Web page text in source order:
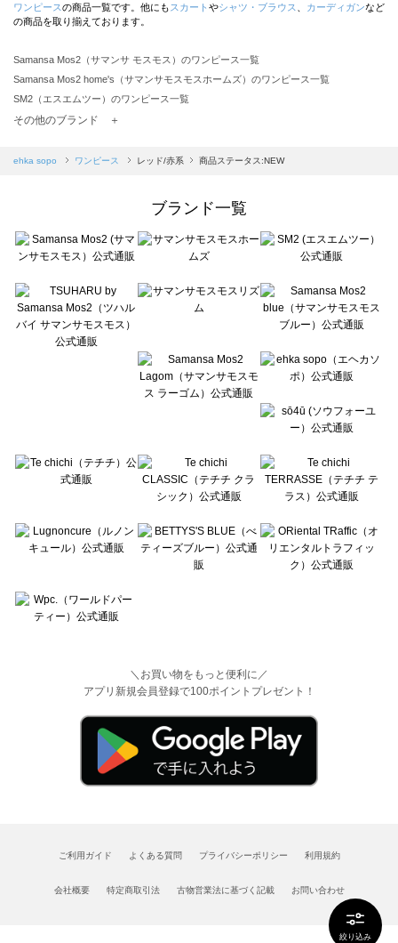
絞り込み
ワンピースの商品一覧です。他にも スカート やシャツ・ブラウス カーディガンなど
の商品を取り揃えております。
Samansa Mos2（サマンサ モスモス）のワンピース一覧
Samansa Mos2 home's（サマンサモスモスホームズ）のワンピース一覧
SM2（エスエムツー）のワンピース一覧
TSUHARU by Samansa Mos2（ツハルバイサマンサモスモス）のワンピース一覧
Samansa Mos2 blue（サマンサモスモス ブルー）のワンピース一覧
sō4ū（ソウフォーユー）のワンピース一覧
Te chichi（テチチ）のワンピース一覧
Te chichi CLASSIC（テチチ クラシック）のワンピース一覧
Lugnoncure（ルノンキュール）のワンピース一覧
BETTY'S BLUE（べティーズブルー）のワンピース一覧
Wpc.（ワールドパーティー）のワンピース一覧
その他のブランド ＋
ehka sopo ワンピース レッド/赤系 商品ステータス:NEW
ブランド一覧
＼お買い物をもっと便利に／
アプリ新規会員登録で100ポイントプレゼント！
ご利用ガイド よくある質問 プライバシーポリシー 利用規約
会社概要 特定商取引法 古物営業法に基づく記載 お問い合わせ